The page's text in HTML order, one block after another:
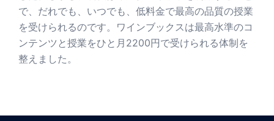
で、だれでも、いつでも、低料金で最高の品質の授業
を受けられるのです。ワインブックスは最高水準のコ
ンテンツと授業をひと月2200円で受けられる体制を
整えました。